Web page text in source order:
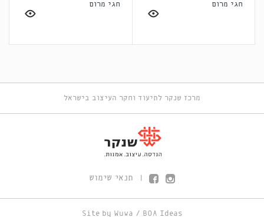
חגי מרום
חגי מרום
מרכז שנקר לתיעוד וחקר העיצוב בישראל
תנאי שימוש
Site by Wuwa / BOA Ideas